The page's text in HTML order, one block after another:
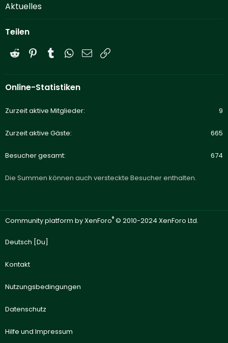
Aktuelles
Teilen
Reddit PinterestTumblrWhatsApp
E-Mail
Online-Statistiken
Zurzeit aktive Mitglieder 9
Zurzeit aktive Gäste 665
Besucher gesamt 674
Die Summen können auch versteckte Besucher enthalten.
Community platform by XenForo® © 2010-2024 XenForo Ltd.
Deutsch [Du]
Kontakt
Nutzungsbedingungen
Datenschutz
Hilfe und Impressum